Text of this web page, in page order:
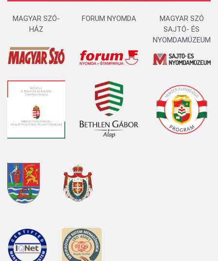
MAGYAR SZÓ-
HÁZ
FORUM NYOMDA
MAGYAR SZÓ
SAJTÓ- ÉS
NYOMDAMÚZEUM